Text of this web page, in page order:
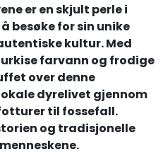
er en skjult perle i
besøke for sin unike
kultur. Med
farvann og frodige
over denne
dyrelivet gjennom
til fossefall.
og tradisjonelle